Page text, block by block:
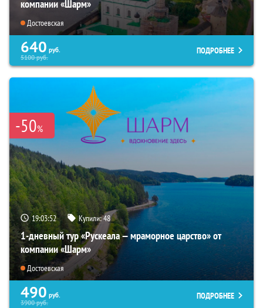
компании «Шарм»
Достоевская
640 руб.
5100руб.
ПОДРОБНЕЕ
-50%
19:03:51 Купили:48
1-дневный тур «Рускеала — мраморное царство» от
компании «Шарм»
Достоевская
490 руб.
3900руб.
ПОДРОБНЕЕ